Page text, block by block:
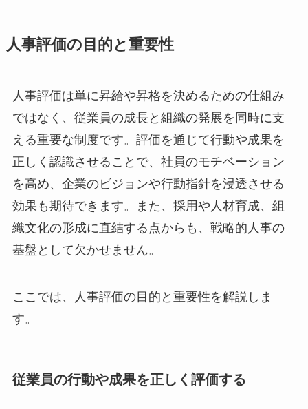
人事評価の目的と重要性
人事評価は単に昇給や昇格を決めるための仕組み
ではなく、従業員の成長と組織の発展を同時に支
える重要な制度です。評価を通じて行動や成果を
正しく認識させることで、社員のモチベーション
を高め、企業のビジョンや行動指針を浸透させる
効果も期待できます。また、採用や人材育成、組
織文化の形成に直結する点からも、戦略的人事の
基盤として欠かせません。
ここでは、人事評価の目的と重要性を解説しま
す。
従業員の行動や成果を正しく評価する